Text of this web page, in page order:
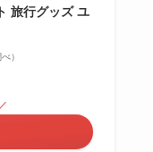
旅行グッズ ユ
）